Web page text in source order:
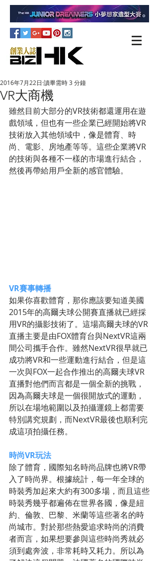
VR大商機
2016年7月22日 讀畢需時 3 分鐘
雖然目前大部分的VR技術都還運用在遊
戲領域，但也有一些企業已經開始將VR
技術放入其他領域中，像是體育、時
尚、電影、房地產等等。這些企業將VR
的技術與各種不一樣的市場進行結合，
然後再帶給用戶全新的感官體驗。
VR賽事轉播
如果你喜歡體育，那你應該要知道美國
2015年的高爾夫球公開賽直播就已經採
用VR的攝影技術了。這場高爾夫球的VR
直播主要是由FOX體育台與NextVR這兩
間公司攜手合作。雖然NextVR很早就已
成功將VR和一些運動進行結合，但是這
一次與FOX一起合作推出的高爾夫球VR
直播對他們而言都是一個全新的挑戰，
因為高爾夫球是一個很開放式的運動，
所以在場地範圍以及拍攝運鏡上都需要
特別講究規劃，而NextVR最後也順利完
成這項拍攝任務。
時尚VR玩法
除了體育，國際知名時尚品牌也將VR帶
入了時尚界。根據統計，每一年全球的
時裝秀加起來大約有300多場，而且這些
時裝秀幾乎都遍佈在世界各國，像是紐
約、倫敦、巴黎、米蘭等這些著名的時
尚城市。對於那些熱愛追求時尚的消費
者而言，如果想要參與這些時尚秀就必
須到處奔波，非常耗時又耗力。所以為